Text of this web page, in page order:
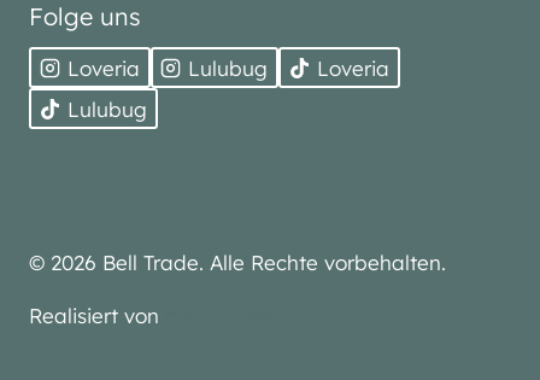
Folge uns
Loveria Lulubug
Loveria
Lulubug
© 2026 Bell Trade. Alle Rechte vorbehalten.
Realisiert von